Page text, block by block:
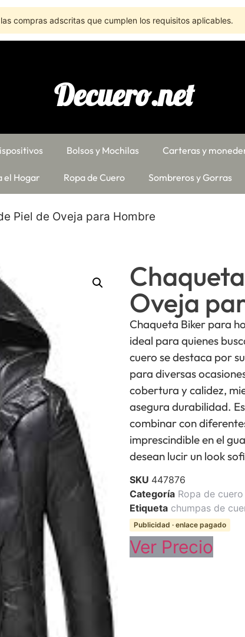
compras adscritas que cumplen los requisitos aplicables.
Decuero.net
Bolsos y Mochilas Carteras y
el Hogar Ropa de Cuero Sombreros y Gorras
Piel de Oveja para Hombre
Oveja
Chaqueta Biker para
ideal para quienes
cuero se destaca por
para diversas
cobertura y calidez,
asegura durabilidad.
combinar con
imprescindible en el
desean lucir un look
SKU 447876
Categoría Ropa de cuero
Etiqueta chumpas de
Publicidad · enlace pagado
Ver Precio